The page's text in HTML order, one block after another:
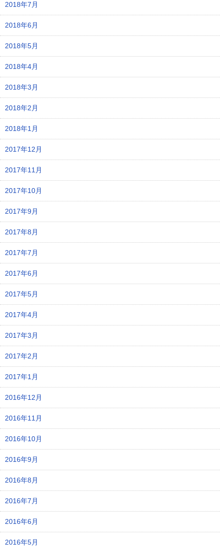
2018年7月
2018年6月
2018年5月
2018年4月
2018年3月
2018年2月
2018年1月
2017年12月
2017年11月
2017年10月
2017年9月
2017年8月
2017年7月
2017年6月
2017年5月
2017年4月
2017年3月
2017年2月
2017年1月
2016年12月
2016年11月
2016年10月
2016年9月
2016年8月
2016年7月
2016年6月
2016年5月